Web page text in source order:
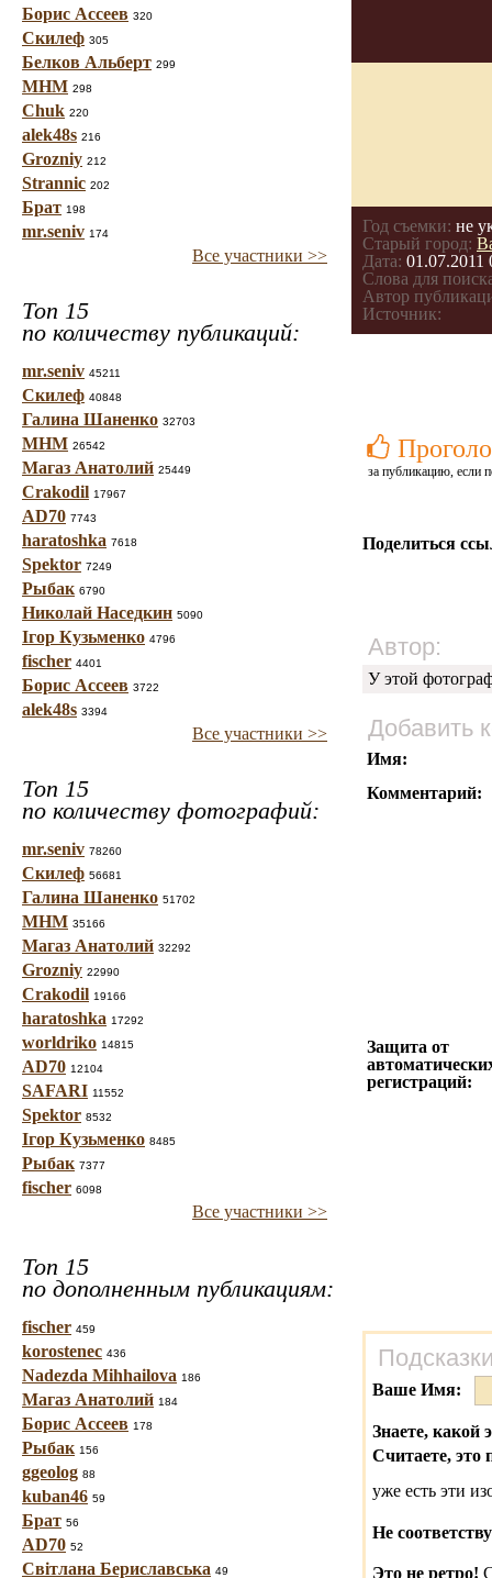
Борис Ассеев 320
Скилеф 305
Белков Альберт 299
МНМ 298
Chuk 220
alek48s 216
Grozniy 212
Strannic 202
Брат 198
mr.seniv 174
Все участники >>
Топ 15
по количеству публикаций:
mr.seniv 45211
Скилеф 40848
Галина Шаненко 32703
МНМ 26542
Магаз Анатолий 25449
Crakodil 17967
AD70 7743
haratoshka 7618
Spektor 7249
Рыбак 6790
Николай Наседкин 5090
Ігор Кузьменко 4796
fischer 4401
Борис Ассеев 3722
alek48s 3394
Все участники >>
Топ 15
по количеству фотографий:
mr.seniv 78260
Скилеф 56681
Галина Шаненко 51702
МНМ 35166
Магаз Анатолий 32292
Grozniy 22990
Crakodil 19166
haratoshka 17292
worldriko 14815
AD70 12104
SAFARI 11552
Spektor 8532
Ігор Кузьменко 8485
Рыбак 7377
fischer 6098
Все участники >>
Топ 15
по дополненным публикациям:
fischer 459
korostenec 436
Nadezda Mihhailova 186
Магаз Анатолий 184
Борис Ассеев 178
Рыбак 156
ggeolog 88
kuban46 59
Брат 56
AD70 52
Світлана Бериславська 49
Год съемки: не
Старый город:
Дата: 01.07.2011
Слова для
Автор
Источник:
за публикацию, если
Поделиться
Автор:
У этой
Добавить
Имя:
Комментарий:
Защита от
регистраций:
Ваше Имя:
Знаете, какой
Считаете, это
уже есть эти
Не
Это не ретро!